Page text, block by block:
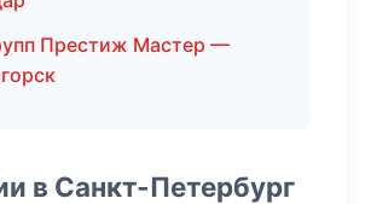
Престиж Мастер —
в Санкт-Петербург